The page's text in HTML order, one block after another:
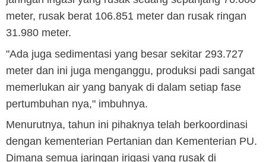
meter, rusak berat 106.851 meter dan rusak ringan
31.980 meter.
"Ada juga sedimentasi yang besar sekitar 293.727
meter dan ini juga menganggu, produksi padi sangat
memerlukan air yang banyak di dalam setiap fase
pertumbuhan nya," imbuhnya.
Menurutnya, tahun ini pihaknya telah berkoordinasi
dengan kementerian Pertanian dan Kementerian PU.
Dimana semua jaringan irigasi yang rusak di